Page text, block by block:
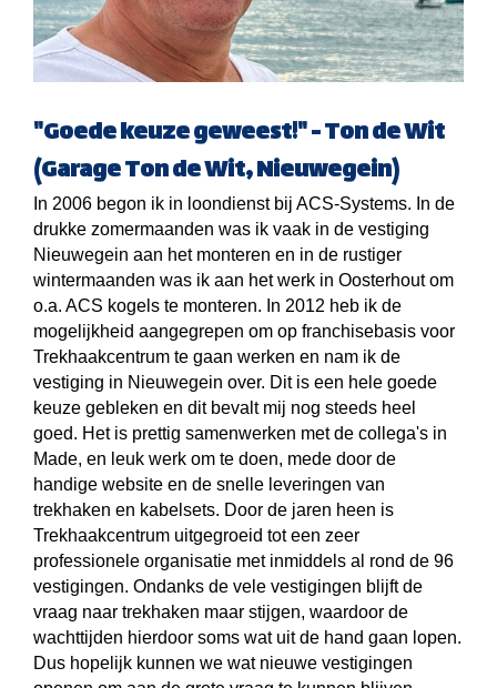
"Goede keuze geweest!" - Ton de Wit
(Garage Ton de Wit, Nieuwegein)
In 2006 begon ik in loondienst bij ACS-Systems. In de
drukke zomermaanden was ik vaak in de vestiging
Nieuwegein aan het monteren en in de rustiger
wintermaanden was ik aan het werk in Oosterhout om
o.a. ACS kogels te monteren. In 2012 heb ik de
mogelijkheid aangegrepen om op franchisebasis voor
Trekhaakcentrum te gaan werken en nam ik de
vestiging in Nieuwegein over. Dit is een hele goede
keuze gebleken en dit bevalt mij nog steeds heel
goed. Het is prettig samenwerken met de collega's in
Made, en leuk werk om te doen, mede door de
handige website en de snelle leveringen van
trekhaken en kabelsets. Door de jaren heen is
Trekhaakcentrum uitgegroeid tot een zeer
professionele organisatie met inmiddels al rond de 96
vestigingen. Ondanks de vele vestigingen blijft de
vraag naar trekhaken maar stijgen, waardoor de
wachttijden hierdoor soms wat uit de hand gaan lopen.
Dus hopelijk kunnen we wat nieuwe vestigingen